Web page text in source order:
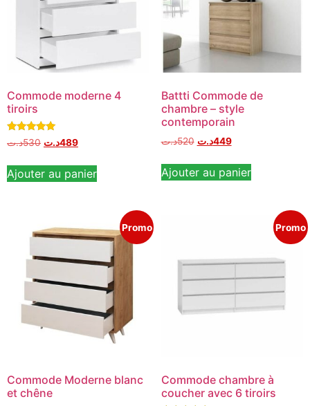
Commode moderne 4
tiroirs
Note
5.00
530د.ت 489د.ت
Ajouter au panier
Battti Commode de
chambre – style
contemporain
520د.ت 449د.ت
Ajouter au panier
Promo
Commode Moderne blanc
et chêne
Promo
Commode chambre à
coucher avec 6 tiroirs